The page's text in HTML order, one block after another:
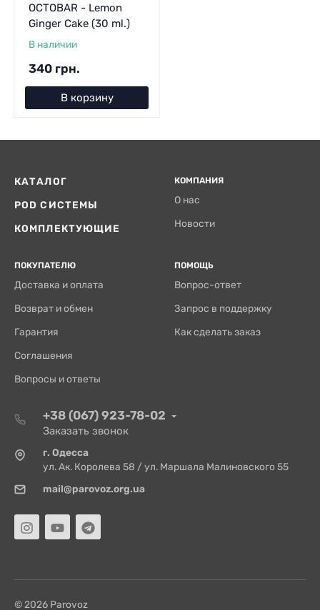
OCTOBAR - Lemon
Ginger Cake (30 ml.)
В наличии
340 грн.
В корзину
КАТАЛОГ
POD СИСТЕМЫ
КОМПЛЕКТУЮЩИЕ
КОМПАНИЯ
О нас
Новости
ПОКУПАТЕЛЮ
Доставка и оплата
Возврат и обмен
Гарантия
Соглашения
Вопросы и ответы
ПОМОЩЬ
Вопрос-ответ
Запрос в поддержку
Как сделать заказ
+38 (067) 923-78-02
Заказать звонок
г. Одесса
ул. Ак. Королева 58 / ул. Маршала Малиновского 55
mail@parovoz.org.ua
© 2026 Parovoz